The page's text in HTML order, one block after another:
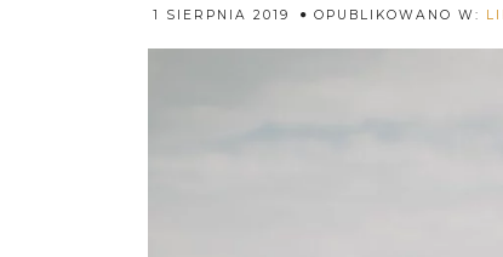
1 SIERPNIA 2019 OPUBLIKOWANO W: